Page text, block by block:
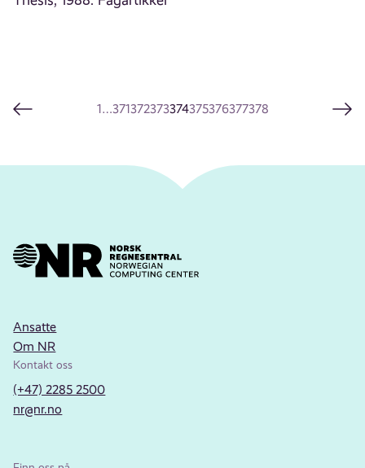
1…371372373374375376377378
Ansatte
Om NR
Kontakt oss
(+47) 2285 2500
nr@nr.no